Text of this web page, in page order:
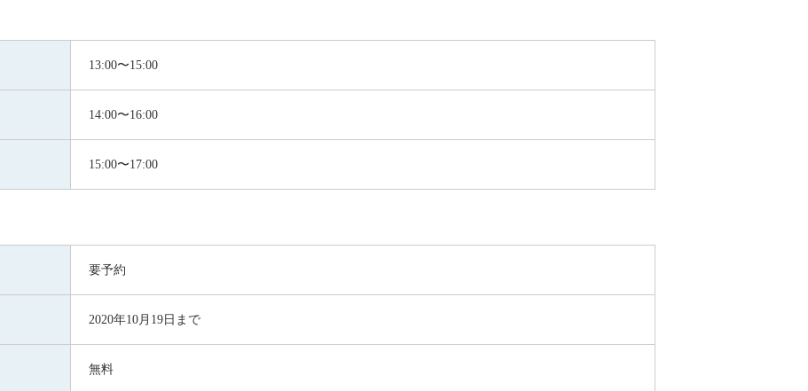
13:00〜15:00
14:00〜16:00
15:00〜17:00
要予約
2020年10月19日まで
無料